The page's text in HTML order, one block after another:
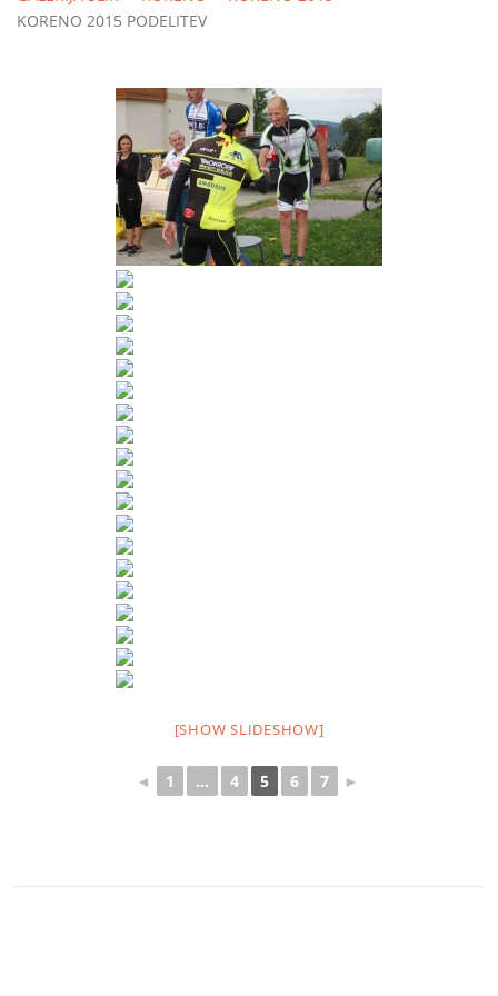
KORENO 2015 PODELITEV
[SHOW SLIDESHOW]
◄ 1 ... 4 5 6 7 ►